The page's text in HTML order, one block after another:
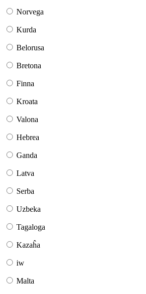
Norvega
Kurda
Belorusa
Bretona
Finna
Kroata
Valona
Hebrea
Ganda
Latva
Serba
Uzbeka
Tagaloga
Kazaĥa
iw
Malta